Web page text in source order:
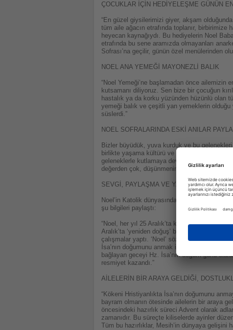
ÇOCUKLAR İÇİN HEDİYELEŞME GÜNÜN
“En güzel giysilerimizi giyer, akşam
tüm aile ağacın etrafında toplanır, birbirimize
heyecan kaynağıydı. Bu hediyelerin Noel
etrafında bu sene aramızda olmayanları
Sofrası’na geçilir, günün özel menülerinden
NOEL ANA YEMEĞİ MAYONEZLİ BALIK
“Noel Yemeği’ne başlamadan önce ailemizin
kutsamanı diliyoruz. Sen bize bir çocuğun
hastalık ya da korku yüzünden hüzünlü olan
yemeği balık ve çeşitli yan yemeklerin
süslerdi.”
NOEL SOFRALARINDA ESKİ ANILAR
Bizler büyüdük, yuva kurduk ve bu
birlikte yaşama kültürü ve inançlarımızı
geleneklerle kutlamaya devam ediyor, aile
değerden çok, düşünmenin ve sevginin
SEVGİ, PAYLAŞMA VE YARDIMLAŞMA
Noel’in Katolik dünyasında derin bir manevi
şu bilgileri paylaştı:
“Noel, her yıl 25 Aralık’ta kutlanan, sevgi,
Aralık’ta ‘yeniden doğuş’ bayramını
çalışmalar yaptı. ‘Noel’ sözcüğünün kökeni,
İsa’nın doğumunu anmak için düzenlenen
bağlayan geceyi Hz. İsa’nın doğum günü
resmiyet kazandı.”
AİLELERİN BİR ARAYA GELDİĞİ,
“Kökeni Hristiyanlıkta İsa’nın doğumunu
bayram olmanın ötesinde ailelerin bir araya
öncesindeki hazırlık süreci Advent olarak
zamanıdır. Bu süreçte kiliselerde ayinler
Tüm bu hazırlıklar, Mesih’in dünyaya gelişini